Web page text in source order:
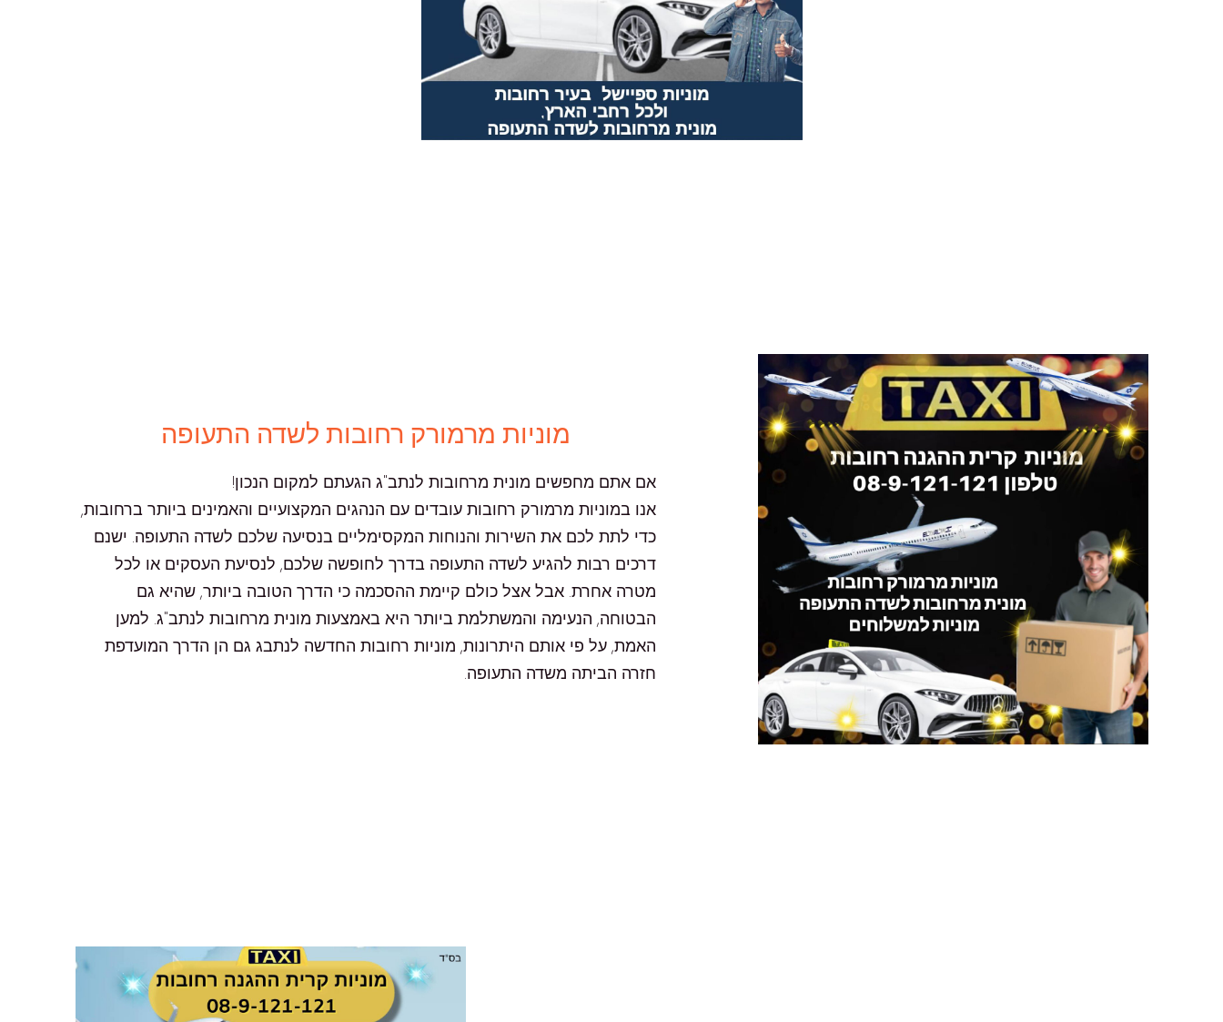
מוניות מרמורק רחובות לשדה התעופה
אם אתם מחפשים מונית מרחובות לנתב"ג הגעתם למקום הנכון!
אנו במוניות מרמורק רחובות עובדים עם הנהגים המקצועיים והאמינים ביותר ברחובות,
כדי לתת לכם את השירות והנוחות המקסימליים בנסיעה שלכם לשדה התעופה. ישנם
דרכים רבות להגיע לשדה התעופה בדרך לחופשה שלכם, לנסיעת העסקים או לכל
מטרה אחרת. אבל אצל כולם קיימת ההסכמה כי הדרך הטובה ביותר, שהיא גם
הבטוחה, הנעימה והמשתלמת ביותר היא באמצעות מונית מרחובות לנתב"ג. למען
האמת, על פי אותם היתרונות, מוניות רחובות החדשה לנתבג גם הן הדרך המועדפת
חזרה הביתה משדה התעופה.